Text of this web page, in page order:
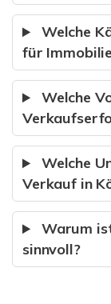
Welche
für
Welche
Welche
Verkauf in
Warum
sinnvoll?